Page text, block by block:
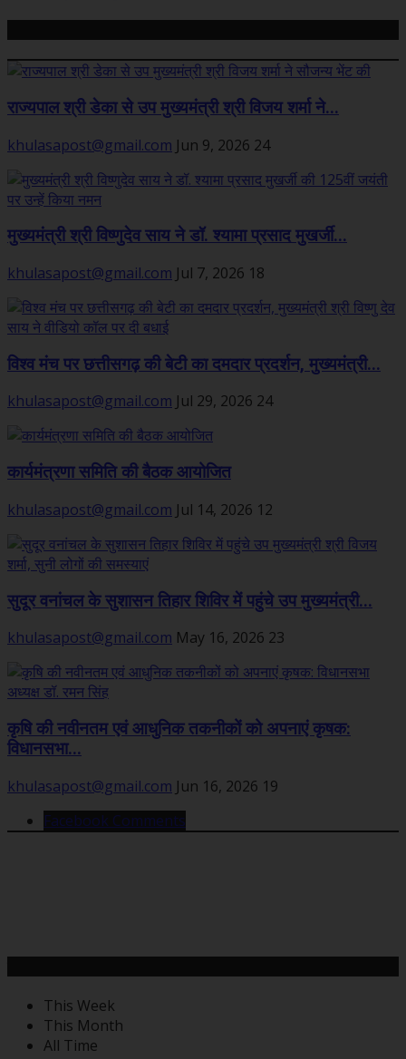
राज्यपाल श्री डेका से उप मुख्यमंत्री श्री विजय शर्मा ने...
khulasapost@gmail.com Jun 9, 2026 24
मुख्यमंत्री श्री विष्णुदेव साय ने डॉ. श्यामा प्रसाद मुखर्जी...
khulasapost@gmail.com Jul 7, 2026 18
विश्व मंच पर छत्तीसगढ़ की बेटी का दमदार प्रदर्शन, मुख्यमंत्री...
khulasapost@gmail.com Jul 29, 2026 24
कार्यमंत्रणा समिति की बैठक आयोजित
khulasapost@gmail.com Jul 14, 2026 12
सुदूर वनांचल के सुशासन तिहार शिविर में पहुंचे उप मुख्यमंत्री...
khulasapost@gmail.com May 16, 2026 23
कृषि की नवीनतम एवं आधुनिक तकनीकों को अपनाएं कृषक:
विधानसभा...
khulasapost@gmail.com Jun 16, 2026 19
Facebook Comments
This Week
This Month
All Time